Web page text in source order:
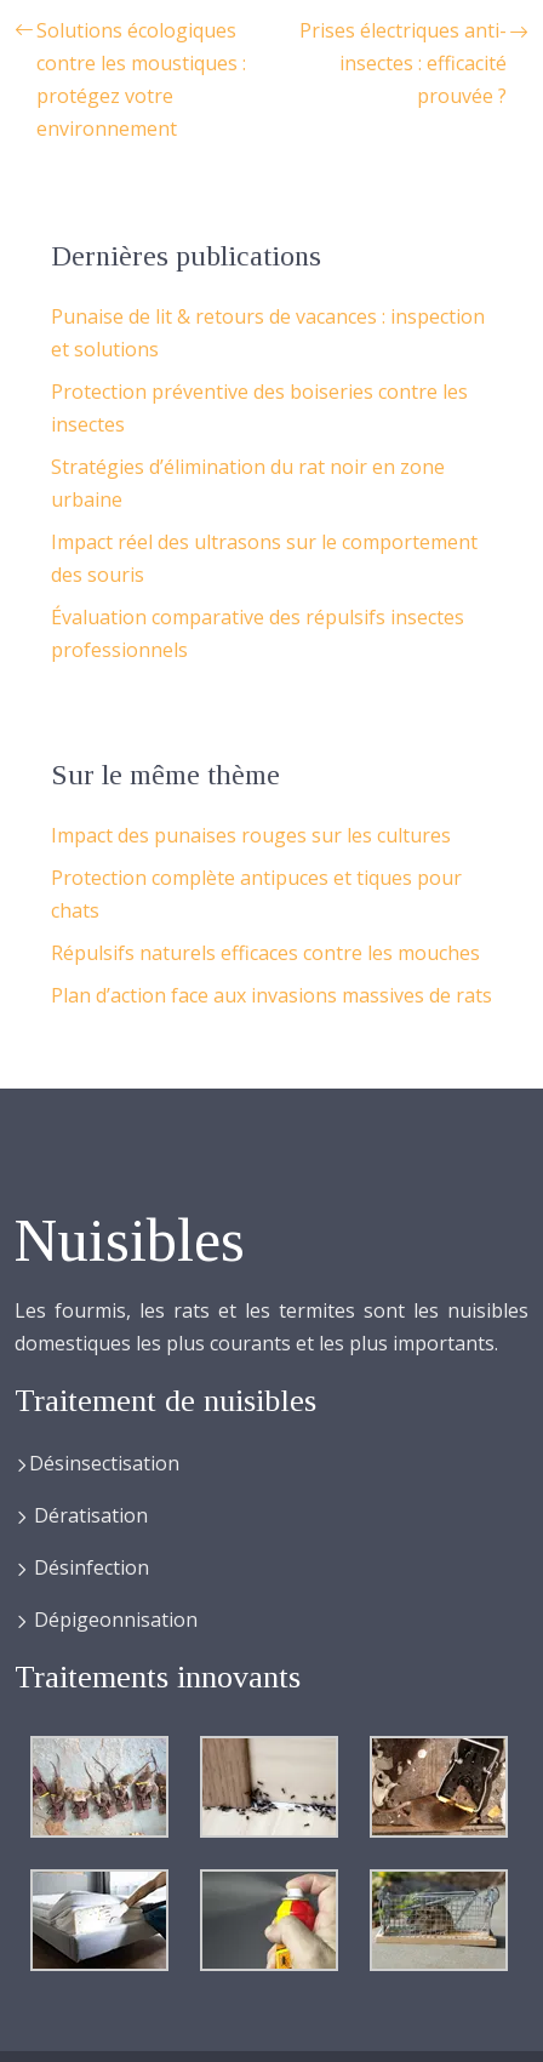
Solutions écologiques
contre les moustiques :
protégez votre
environnement
Prises électriques anti-
insectes : efficacité
prouvée ?
Dernières publications
Punaise de lit & retours de vacances : inspection
et solutions
Protection préventive des boiseries contre les
insectes
Stratégies d’élimination du rat noir en zone
urbaine
Impact réel des ultrasons sur le comportement
des souris
Évaluation comparative des répulsifs insectes
professionnels
Sur le même thème
Impact des punaises rouges sur les cultures
Protection complète antipuces et tiques pour
chats
Répulsifs naturels efficaces contre les mouches
Plan d’action face aux invasions massives de rats
Nuisibles
Les fourmis, les rats et les termites sont les nuisibles
domestiques les plus courants et les plus importants.
Traitement de nuisibles
Désinsectisation
Dératisation
Désinfection
Dépigeonnisation
Traitements innovants